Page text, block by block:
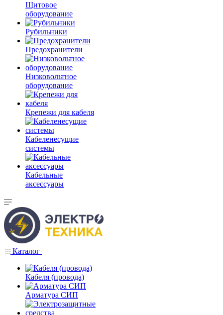
Щитовое
оборудование
Рубильники
Предохранители
Низковольтное
оборудование
Крепежи для кабеля
Кабеленесущие
системы
Кабельные
аксессуары
Каталог
Кабеля (провода)
Арматура СИП